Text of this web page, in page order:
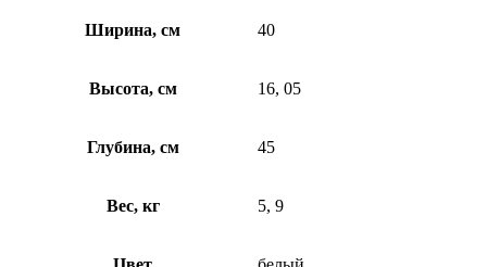
Ширина, см 40
Высота, см 16, 05
Глубина, см 45
Вес, кг 5, 9